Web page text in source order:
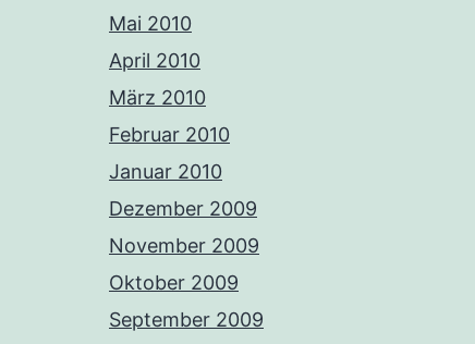
Mai 2010
April 2010
März 2010
Februar 2010
Januar 2010
Dezember 2009
November 2009
Oktober 2009
September 2009